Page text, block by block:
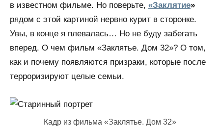
в известном фильме. Но поверьте, «Заклятие»
рядом с этой картиной нервно курит в сторонке.
Увы, в конце я плевалась… Но не буду забегать
вперед. О чем фильм «Заклятье. Дом 32»? О том,
как и почему появляются призраки, которые после
терроризируют целые семьи.
Кадр из фильма «Заклятье. Дом 32»